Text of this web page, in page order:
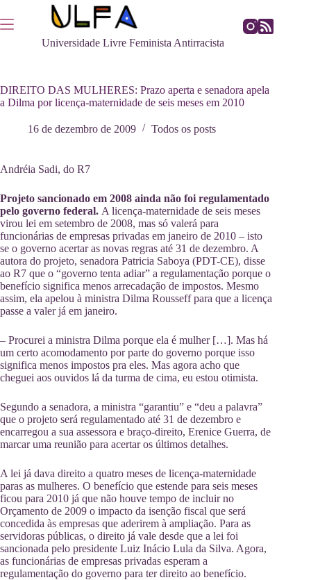
para
o
Universidade Livre Feminista Antirracista
DIREITO DAS MULHERES: Prazo aperta e senadora apela
a Dilma por licença-maternidade de seis meses em 2010
16 de dezembro de 2009 Todos os posts
Andréia Sadi, do R7
Projeto sancionado em 2008 ainda não foi regulamentado
pelo governo federal. A licença-maternidade de seis meses
virou lei em setembro de 2008, mas só valerá para
funcionárias de empresas privadas em janeiro de 2010 – isto
se o governo acertar as novas regras até 31 de dezembro. A
autora do projeto, senadora Patricia Saboya (PDT-CE), disse
ao R7 que o “governo tenta adiar” a regulamentação porque o
benefício significa menos arrecadação de impostos. Mesmo
assim, ela apelou à ministra Dilma Rousseff para que a licença
passe a valer já em janeiro.
– Procurei a ministra Dilma porque ela é mulher […]. Mas há
um certo acomodamento por parte do governo porque isso
significa menos impostos pra eles. Mas agora acho que
cheguei aos ouvidos lá da turma de cima, eu estou otimista.
Segundo a senadora, a ministra “garantiu” e “deu a palavra”
que o projeto será regulamentado até 31 de dezembro e
encarregou a sua assessora e braço-direito, Erenice Guerra, de
marcar uma reunião para acertar os últimos detalhes.
A lei já dava direito a quatro meses de licença-maternidade
paras as mulheres. O benefício que estende para seis meses
ficou para 2010 já que não houve tempo de incluir no
Orçamento de 2009 o impacto da isenção fiscal que será
concedida às empresas que aderirem à ampliação. Para as
servidoras públicas, o direito já vale desde que a lei foi
sancionada pelo presidente Luiz Inácio Lula da Silva. Agora,
as funcionárias de empresas privadas esperam a
regulamentação do governo para ter direito ao benefício.